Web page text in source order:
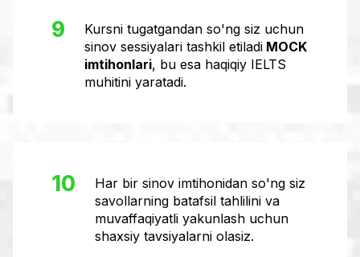
9
Kursni tugatgandan so'ng siz uchun
sinov sessiyalari tashkil etiladi MOCK
imtihonlari, bu esa haqiqiy IELTS
muhitini yaratadi.
10
Har bir sinov imtihonidan so'ng siz
savollarning batafsil tahlilini va
muvaffaqiyatli yakunlash uchun
shaxsiy tavsiyalarni olasiz.